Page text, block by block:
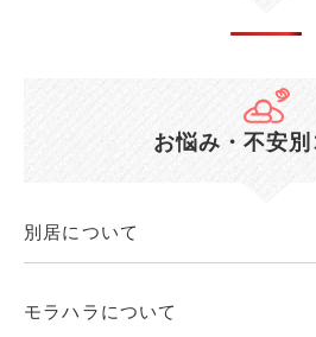
お悩み・不安別
別居について
モラハラについて